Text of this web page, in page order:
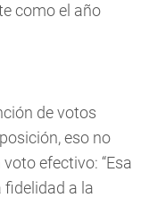
como el año
de votos
eso no
efectivo: “Esa
a la